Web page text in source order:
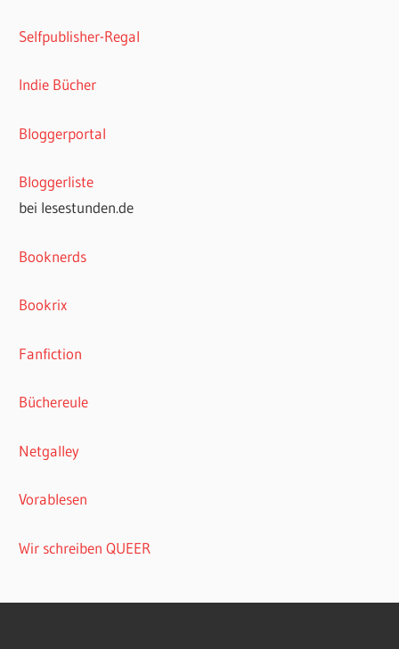
Selfpublisher-Regal
Indie Bücher
Bloggerportal
Bloggerliste
bei lesestunden.de
Booknerds
Bookrix
Fanfiction
Büchereule
Netgalley
Vorablesen
Wir schreiben QUEER